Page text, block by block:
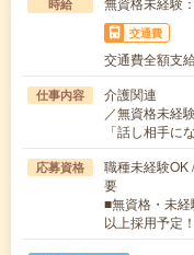
時給
交通費
交通費全額支
仕事内容
介護関連
／無資格未経
「話し相手
応募資格
職種未経験OK
要
■無資格・未
以上採用予定